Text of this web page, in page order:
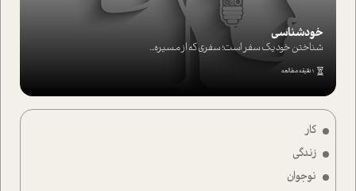
کار
زندگی
نوجوان
خودشناسی
شناختن خود یک سفر است؛ سفری که از مسیره...
1 دقیقه مطالعه